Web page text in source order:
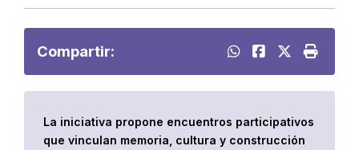
Compartir:
La iniciativa propone encuentros participativos
que vinculan memoria, cultura y construcción